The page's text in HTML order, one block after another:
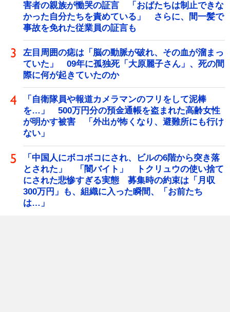
害者の親族が慟哭の証言 「おばたちは制止できな
かった自分たちを責めている」 さらに、間一髪で
事故を免れた従業員の証言も
左目周囲の痣は「脳の動脈が破れ、その血が溜まっ
ていた」 09年に孤独死「大原麗子さん」、死の間
際に何が起きていたのか
「自衛隊員や報道カメラマンのフリをして泥棒
を…」 500万円分の預金通帳を盗まれた高齢女性
が明かす被害 「外出が怖くなり、避難所にも行け
ない」
「中国人にボコボコにされ、ビルの6階から突き落
とされた」 「闇バイト」 トクリュウの使い捨て
にされた悲惨すぎる実態 募集時の約束は「月収
300万円」も、組織に入った瞬間、「お前たち
は…」